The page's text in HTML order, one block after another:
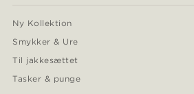
Ny Kollektion
Smykker & Ure
Til jakkesættet
Tasker & punge